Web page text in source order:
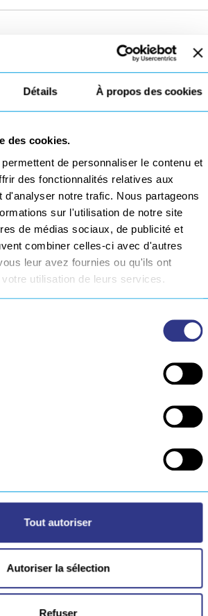
Détails À propos des cookies
des cookies.
de personnaliser le contenu et
des fonctionnalités relatives aux
d'analyser notre trafic. Nous partageons
sur l'utilisation de notre site
de médias sociaux, de publicité et
combiner celles-ci avec d'autres
leur avez fournies ou qu'ils ont
utilisation de leurs services.
Tout autoriser
Autoriser la sélection
Refuser